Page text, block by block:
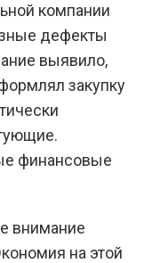
компании
дефекты
выявило,
закупку
финансовые
внимание
на этой